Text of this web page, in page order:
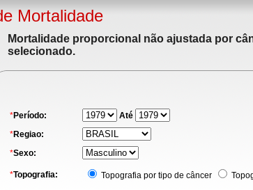
Mortalidade
Mortalidade proporcional não ajustada por
selecionado.
*Período:
Até
*Regiao:
*Sexo:
*Topografia: Topografia por tipo de câncer